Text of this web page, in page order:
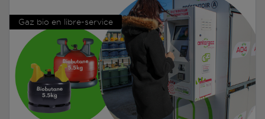
Gaz bio en libre-service